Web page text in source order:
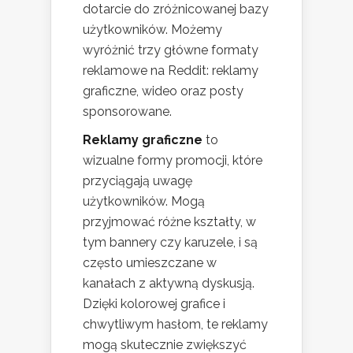
dotarcie do zróżnicowanej bazy
użytkowników. Możemy
wyróżnić trzy główne formaty
reklamowe na Reddit: reklamy
graficzne, wideo oraz posty
sponsorowane.
Reklamy graficzne to
wizualne formy promocji, które
przyciągają uwagę
użytkowników. Mogą
przyjmować różne kształty, w
tym bannery czy karuzele, i są
często umieszczane w
kanałach z aktywną dyskusją.
Dzięki kolorowej grafice i
chwytliwym hasłom, te reklamy
mogą skutecznie zwiększyć